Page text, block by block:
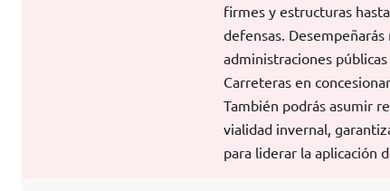
firmes y estructuras
defensas. Desempeñarás
administraciones
Carreteras en
También podrás asumir
vialidad invernal,
para liderar la aplicación